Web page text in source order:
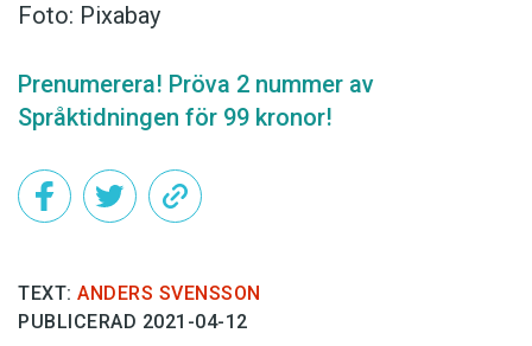
Foto: Pixabay
Prenumerera! Pröva 2 nummer av
Språktidningen för 99 kronor!
TEXT: ANDERS SVENSSON
PUBLICERAD 2021-04-12